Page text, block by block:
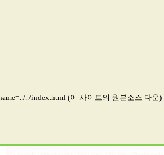
../index.html(이 사이트의 원본소스 다운)